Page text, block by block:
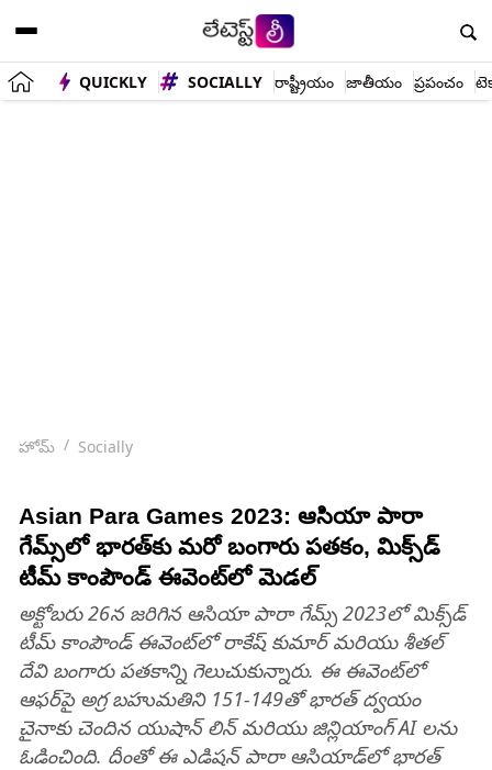
QUICKLY SOCIALLY రాష్ట్రీయం జాతీయం ప్రపంచం
హోమ్ Socially
Asian Para Games 2023: ఆసియా పారా
గేమ్స్‌లో భారత్‌కు మరో బంగారు పతకం, మిక్స్‌డ్
టీమ్ కాంపౌండ్ ఈవెంట్‌లో మెడల్
అక్టోబరు 26న జరిగిన ఆసియా పారా గేమ్స్ 2023లో మిక్స్‌డ్
టీమ్ కాంపౌండ్ ఈవెంట్‌లో రాకేష్ కుమార్ మరియు శీతల్
దేవి బంగారు పతకాన్ని గెలుచుకున్నారు. ఈ ఈవెంట్‌లో
ఆఫర్‌పై అగ్ర బహుమతిని 151-149తో భారత్ ద్వయం
చైనాకు చెందిన యుషాన్ లిన్ మరియు జిన్లియాంగ్ AI లను
ఓడించింది. దీంతో ఈ ఎడిషన్‌ పారా ఆసియాడ్‌లో భారత్‌